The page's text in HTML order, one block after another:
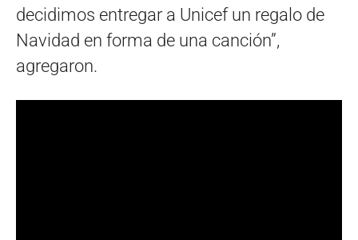
decidimos entregar a Unicef un regalo de
Navidad en forma de una canción”,
agregaron.